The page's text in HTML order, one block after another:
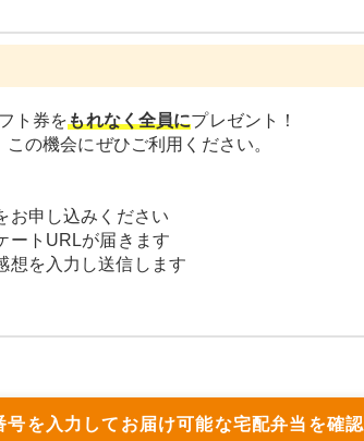
ト券をもれなく全員にプレゼント！
の機会にぜひご利用ください。
お申し込みください
ートURLが届きます
想を入力し送信します
号を入力して お届け可能な宅配弁当を確認